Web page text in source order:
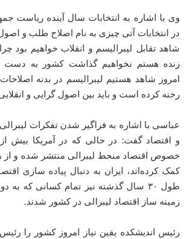
وی با اشاره به انتخابات سال آینده ریاست
در انتخابات آتی چیزی به نام اصلاح طلب و اصول
شاهد تقابل لیبرالیسم و انقلاب خواهیم بود
زنده هستم نخواهیم گذاشت کشور به دست
امروز شاهد هستیم لیبرالیسم در بدنه
رخنه کرده است و باید بین اصول گرایی و
عباسی با اشاره به فراگیر شدن تفکرات
خصوص اقتصاد منحط لیبرالی منتشر شده و
کمک کرده‌اند، ایران به دنبال پیاده سازی
طول ۳۰ سال گذشته نیز تمام کسانی که
زمینه ساز اقتصاد لیبرالی در کشور شدند.
رئیس اندیشکده یقین نیاز امروز کشور را